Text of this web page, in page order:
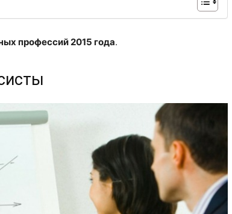
профессий 2015 года.